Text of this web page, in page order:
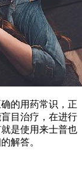
的用药常识，正
目治疗，在进行
是使用来士普也
解答。